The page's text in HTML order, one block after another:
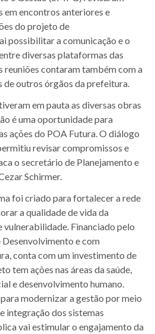
em encontros anteriores e
do projeto de
possibilitar a comunicação e o
diversas plataformas das
reuniões contaram também com a
outros órgãos da prefeitura.
em pauta as diversas obras
é uma oportunidade para
ações do POA Futura. O diálogo
revisar compromissos e
o secretário de Planejamento e
Schirmer.
foi criado para fortalecer a rede
a qualidade de vida da
vulnerabilidade. Financiado pelo
e com
conta com um investimento de
tem ações nas áreas da saúde,
e desenvolvimento humano.
modernizar a gestão por meio
integração dos sistemas
vai estimular o engajamento da